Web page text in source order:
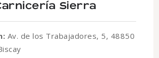
Sierra
Av. de los Trabajadores, 5, 48850